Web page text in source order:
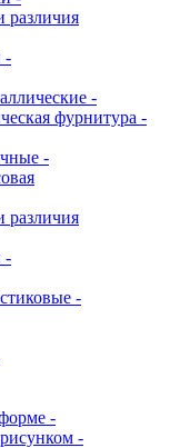
различия
-
-
фурнитура -
-
различия
-
-
-
-